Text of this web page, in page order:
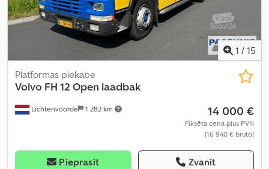
1 / 15
Lichtenvoorde 1 282 km
Platformas piekabe
Volvo FH 12 Open laadbak
14 000 €
Fiksēta cena plus PVN
(16 940 € bruto)
Pieprasīt Zvanīt